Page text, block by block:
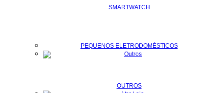
SMARTWATCH
PEQUENOS ELETRODOMÉSTICOS
OUTROS